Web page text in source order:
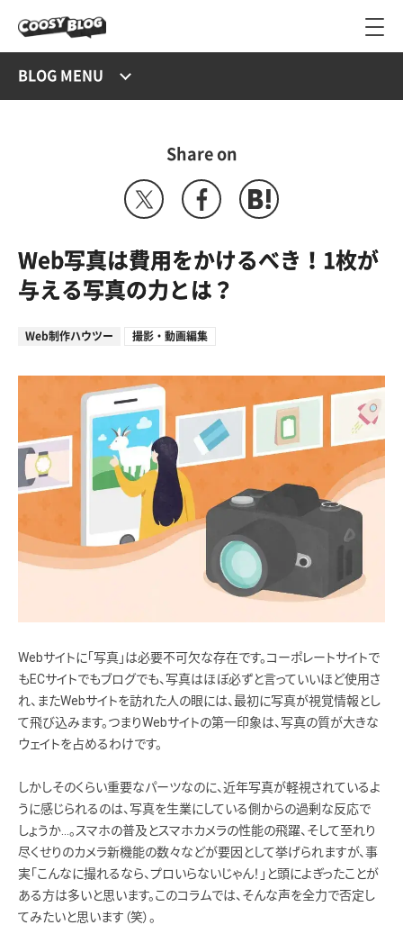
BLOG MENU
Share on
Web写真は費用をかけるべき！1枚が
与える写真の力とは？
Web制作ハウツー 撮影・動画編集
Webサイトに「写真」は必要不可欠な存在です。コーポレートサイトで
もECサイトでもブログでも、写真はほぼ必ずと言っていいほど使用さ
れ、またWebサイトを訪れた人の眼には、最初に写真が視覚情報とし
て飛び込みます。つまりWebサイトの第一印象は、写真の質が大きな
ウェイトを占めるわけです。
しかしそのくらい重要なパーツなのに、近年写真が軽視されているよ
うに感じられるのは、写真を生業にしている側からの過剰な反応で
しょうか…。スマホの普及とスマホカメラの性能の飛躍、そして至れり
尽くせりのカメラ新機能の数々などが要因として挙げられますが、事
実「こんなに撮れるなら、プロいらないじゃん！」と頭によぎったことが
ある方は多いと思います。このコラムでは、そんな声を全力で否定し
てみたいと思います（笑）。